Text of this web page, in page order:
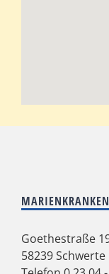
Goethestraße
58239 Schwerte